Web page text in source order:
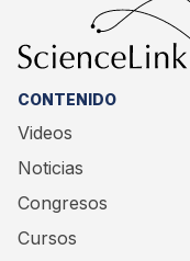
CONTENIDO
Videos
Noticias
Congresos
Cursos